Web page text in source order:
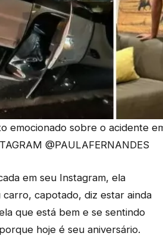
emocionado sobre o acidente
@PAULAFERNANDES
em seu Instagram, ela
capotado, diz estar ainda
que está bem e se sentindo
hoje é seu aniversário.